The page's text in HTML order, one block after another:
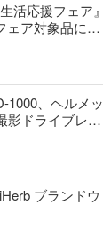
活応援フェア』
ェア対象品に加
時）の限定商品
対象アイテム
1000、ヘルメッ
影ドライブレコ
ブランドウ